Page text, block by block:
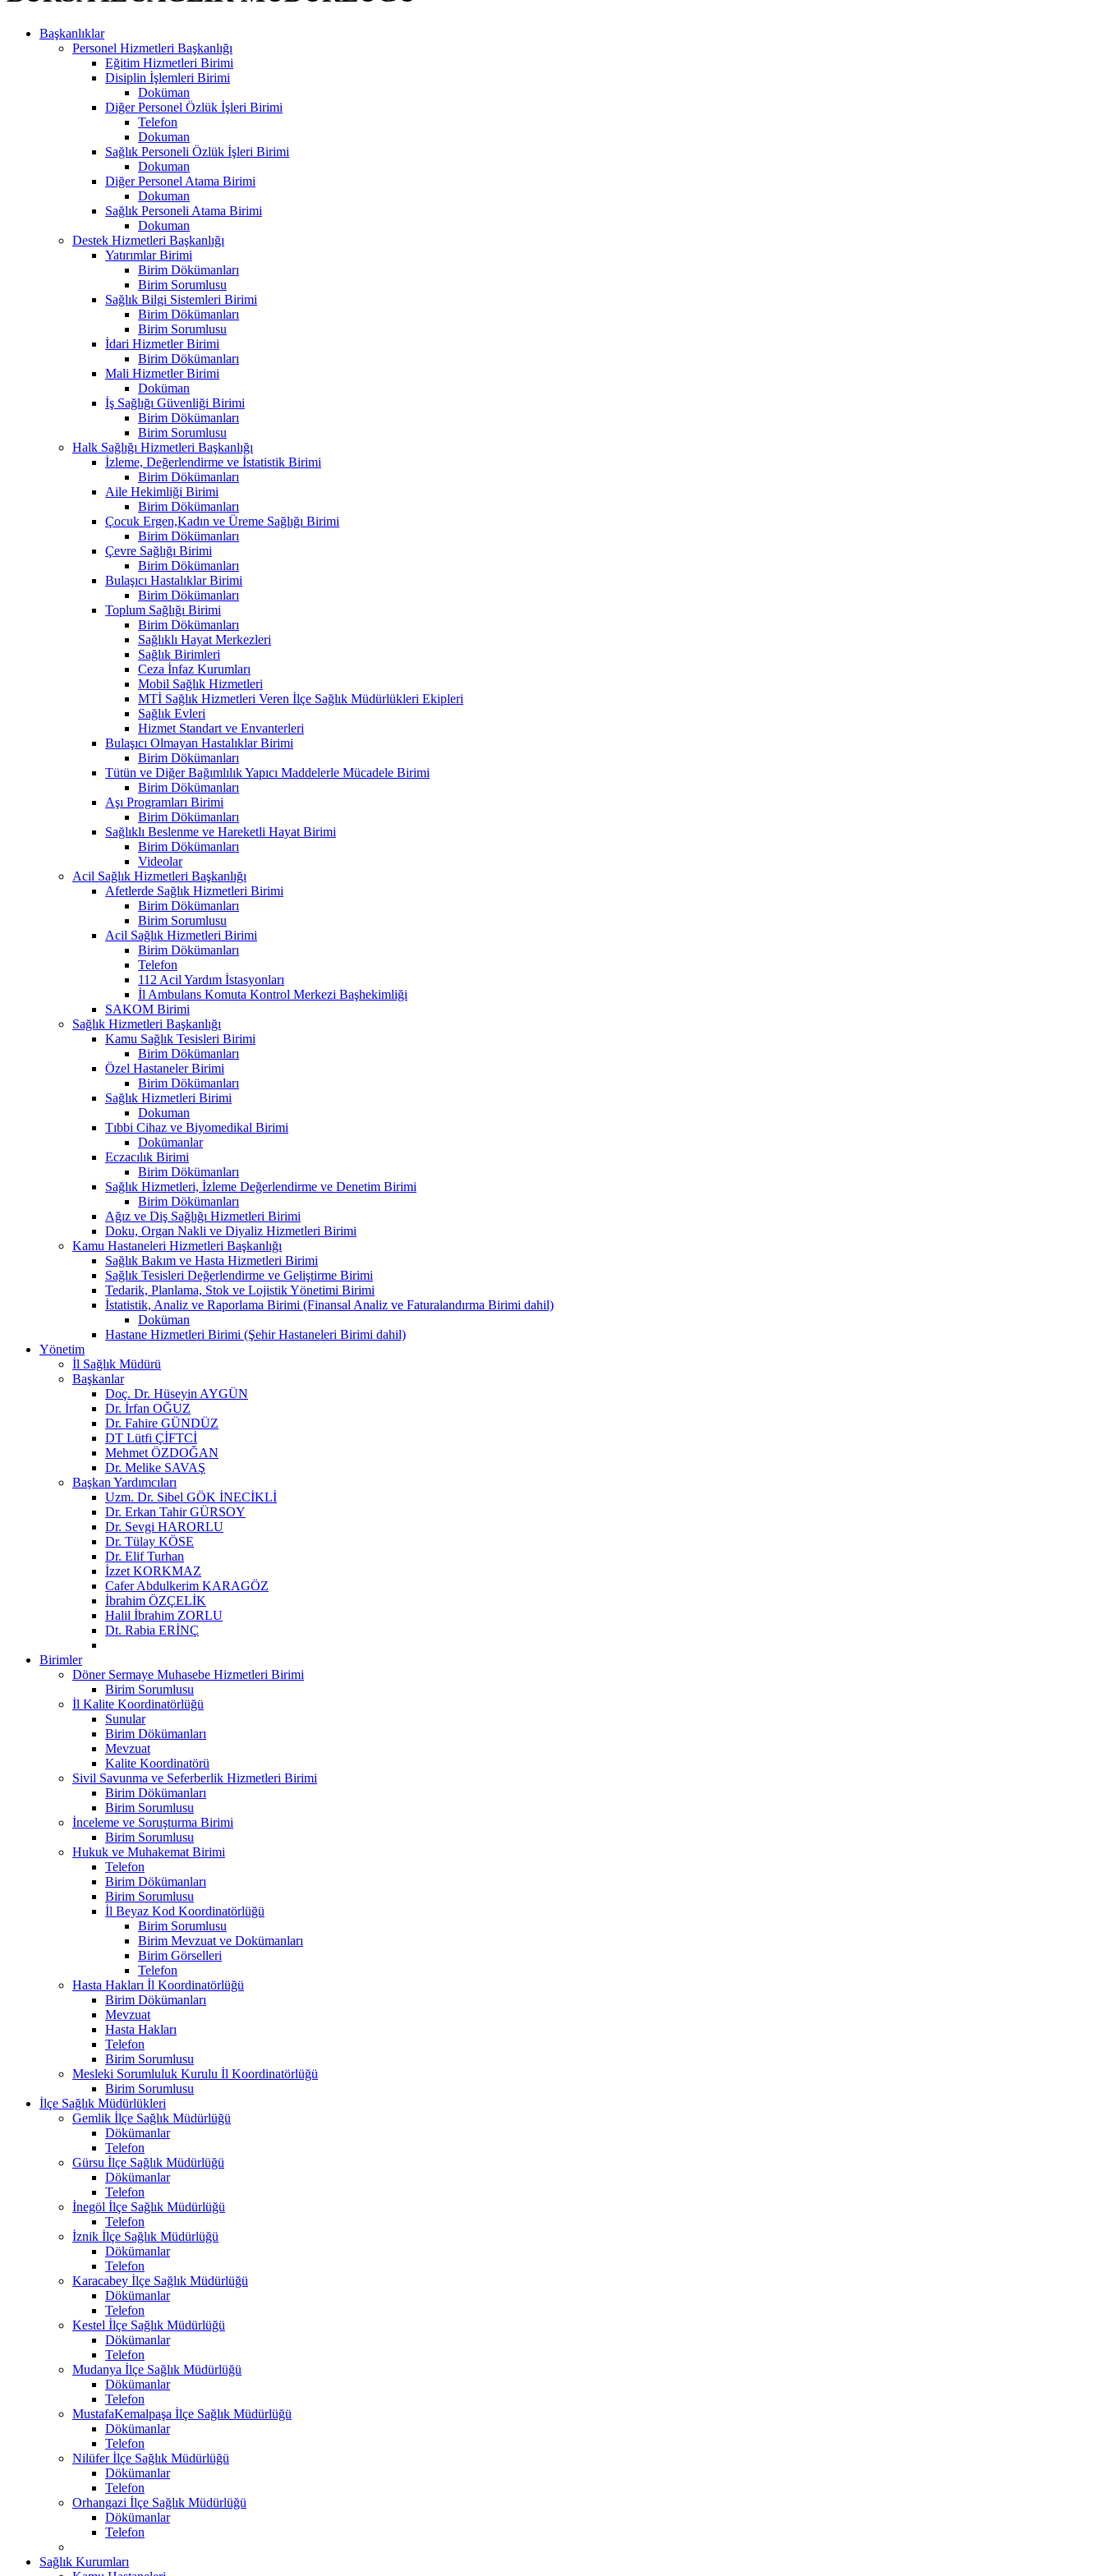
Başkanlıklar
Personel Hizmetleri Başkanlığı
Eğitim Hizmetleri Birimi
Disiplin İşlemleri Birimi
Doküman
Diğer Personel Özlük İşleri Birimi
Telefon
Dokuman
Sağlık Personeli Özlük İşleri Birimi
Dokuman
Diğer Personel Atama Birimi
Dokuman
Sağlık Personeli Atama Birimi
Dokuman
Destek Hizmetleri Başkanlığı
Yatırımlar Birimi
Birim Dökümanları
Birim Sorumlusu
Sağlık Bilgi Sistemleri Birimi
Birim Dökümanları
Birim Sorumlusu
İdari Hizmetler Birimi
Birim Dökümanları
Mali Hizmetler Birimi
Doküman
İş Sağlığı Güvenliği Birimi
Birim Dökümanları
Birim Sorumlusu
Halk Sağlığı Hizmetleri Başkanlığı
İzleme, Değerlendirme ve İstatistik Birimi
Birim Dökümanları
Aile Hekimliği Birimi
Birim Dökümanları
Çocuk Ergen,Kadın ve Üreme Sağlığı Birimi
Birim Dökümanları
Çevre Sağlığı Birimi
Birim Dökümanları
Bulaşıcı Hastalıklar Birimi
Birim Dökümanları
Toplum Sağlığı Birimi
Birim Dökümanları
Sağlıklı Hayat Merkezleri
Sağlık Birimleri
Ceza İnfaz Kurumları
Mobil Sağlık Hizmetleri
MTİ Sağlık Hizmetleri Veren İlçe Sağlık Müdürlükleri Ekipleri
Sağlık Evleri
Hizmet Standart ve Envanterleri
Bulaşıcı Olmayan Hastalıklar Birimi
Birim Dökümanları
Tütün ve Diğer Bağımlılık Yapıcı Maddelerle Mücadele Birimi
Birim Dökümanları
Aşı Programları Birimi
Birim Dökümanları
Sağlıklı Beslenme ve Hareketli Hayat Birimi
Birim Dökümanları
Videolar
Acil Sağlık Hizmetleri Başkanlığı
Afetlerde Sağlık Hizmetleri Birimi
Birim Dökümanları
Birim Sorumlusu
Acil Sağlık Hizmetleri Birimi
Birim Dökümanları
Telefon
112 Acil Yardım İstasyonları
İl Ambulans Komuta Kontrol Merkezi Başhekimliği
SAKOM Birimi
Sağlık Hizmetleri Başkanlığı
Kamu Sağlık Tesisleri Birimi
Birim Dökümanları
Özel Hastaneler Birimi
Birim Dökümanları
Sağlık Hizmetleri Birimi
Dokuman
Tıbbi Cihaz ve Biyomedikal Birimi
Dokümanlar
Eczacılık Birimi
Birim Dökümanları
Sağlık Hizmetleri, İzleme Değerlendirme ve Denetim Birimi
Birim Dökümanları
Ağız ve Diş Sağlığı Hizmetleri Birimi
Doku, Organ Nakli ve Diyaliz Hizmetleri Birimi
Kamu Hastaneleri Hizmetleri Başkanlığı
Sağlık Bakım ve Hasta Hizmetleri Birimi
Sağlık Tesisleri Değerlendirme ve Geliştirme Birimi
Tedarik, Planlama, Stok ve Lojistik Yönetimi Birimi
İstatistik, Analiz ve Raporlama Birimi (Finansal Analiz ve Faturalandırma Birimi dahil)
Doküman
Hastane Hizmetleri Birimi (Şehir Hastaneleri Birimi dahil)
Yönetim
İl Sağlık Müdürü
Başkanlar
Doç. Dr. Hüseyin AYGÜN
Dr. İrfan OĞUZ
Dr. Fahire GÜNDÜZ
DT Lütfi ÇİFTCİ
Mehmet ÖZDOĞAN
Dr. Melike SAVAŞ
Başkan Yardımcıları
Uzm. Dr. Sibel GÖK İNECİKLİ
Dr. Erkan Tahir GÜRSOY
Dr. Sevgi HARORLU
Dr. Tülay KÖSE
Dr. Elif Turhan
İzzet KORKMAZ
Cafer Abdulkerim KARAGÖZ
İbrahim ÖZÇELİK
Halil İbrahim ZORLU
Dt. Rabia ERİNÇ
Birimler
Döner Sermaye Muhasebe Hizmetleri Birimi
Birim Sorumlusu
İl Kalite Koordinatörlüğü
Sunular
Birim Dökümanları
Mevzuat
Kalite Koordinatörü
Sivil Savunma ve Seferberlik Hizmetleri Birimi
Birim Dökümanları
Birim Sorumlusu
İnceleme ve Soruşturma Birimi
Birim Sorumlusu
Hukuk ve Muhakemat Birimi
Telefon
Birim Dökümanları
Birim Sorumlusu
İl Beyaz Kod Koordinatörlüğü
Birim Sorumlusu
Birim Mevzuat ve Dokümanları
Birim Görselleri
Telefon
Hasta Hakları İl Koordinatörlüğü
Birim Dökümanları
Mevzuat
Hasta Hakları
Telefon
Birim Sorumlusu
Mesleki Sorumluluk Kurulu İl Koordinatörlüğü
Birim Sorumlusu
İlçe Sağlık Müdürlükleri
Gemlik İlçe Sağlık Müdürlüğü
Dökümanlar
Telefon
Gürsu İlçe Sağlık Müdürlüğü
Dökümanlar
Telefon
İnegöl İlçe Sağlık Müdürlüğü
Telefon
İznik İlçe Sağlık Müdürlüğü
Dökümanlar
Telefon
Karacabey İlçe Sağlık Müdürlüğü
Dökümanlar
Telefon
Kestel İlçe Sağlık Müdürlüğü
Dökümanlar
Telefon
Mudanya İlçe Sağlık Müdürlüğü
Dökümanlar
Telefon
MustafaKemalpaşa İlçe Sağlık Müdürlüğü
Dökümanlar
Telefon
Nilüfer İlçe Sağlık Müdürlüğü
Dökümanlar
Telefon
Orhangazi İlçe Sağlık Müdürlüğü
Dökümanlar
Telefon
Sağlık Kurumları